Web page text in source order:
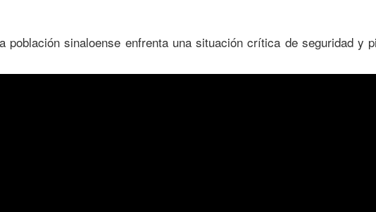
población sinaloense enfrenta una situación crítica de seguridad y